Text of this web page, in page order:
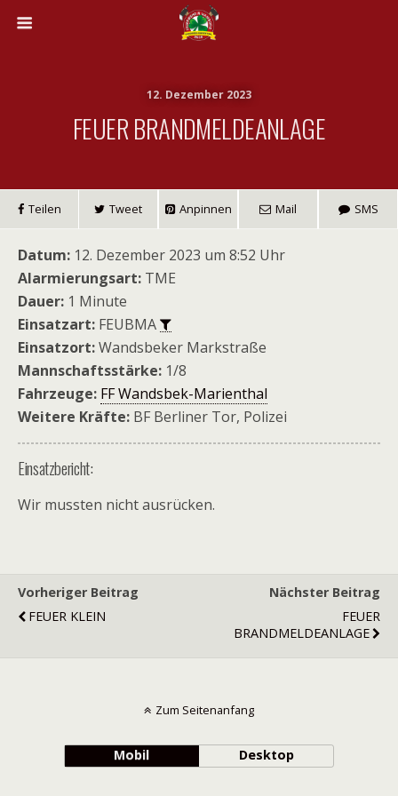
12. Dezember 2023
FEUER BRANDMELDEANLAGE
Teilen Tweet Anpinnen Mail SMS
Datum: 12. Dezember 2023 um 8:52 Uhr
Alarmierungsart: TME
Dauer: 1 Minute
Einsatzart: FEUBMA
Einsatzort:Wandsbeker Markstraße
Mannschaftsstärke: 1/8
Fahrzeuge: FF Wandsbek-Marienthal
Weitere Kräfte: BF Berliner Tor, Polizei
Einsatzbericht:
Wir mussten nicht ausrücken.
Vorheriger Beitrag
FEUER KLEIN
Nächster Beitrag
FEUER
BRANDMELDEANLAGE
Zum Seitenanfang
Mobil Desktop